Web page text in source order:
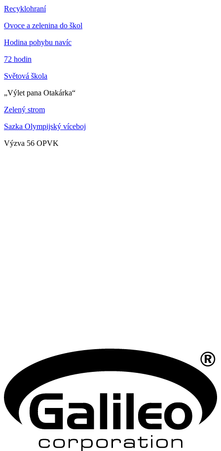
Recyklohraní
Ovoce a zelenina do škol
Hodina pohybu navíc
72 hodin
Světová škola
„Výlet pana Otakárka“
Zelený strom
Sazka Olympijský víceboj
Výzva 56 OPVK